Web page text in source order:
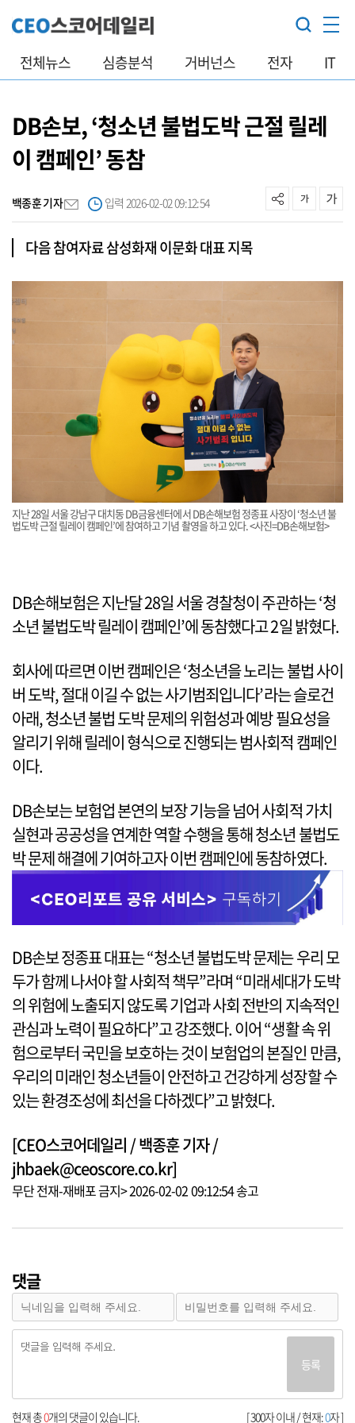
전체뉴스 심층분석 거버넌스 전자 IT
DB손보, ‘청소년 불법도박 근절 릴레
이 캠페인’ 동참
백종훈 기자 입력 2026-02-02 09:12:54
다음 참여자료 삼성화재 이문화 대표 지목
지난 28일 서울 강남구 대치동 DB금융센터에서 DB손해보험 정종표 사장이 ‘청소년 불
법도박 근절 릴레이 캠페인’에 참여하고 기념 촬영을 하고 있다. <사진=DB손해보험>
DB손해보험은 지난달 28일 서울 경찰청이 주관하는 ‘청
소년 불법도박 릴레이 캠페인’에 동참했다고 2일 밝혔다.
회사에 따르면 이번 캠페인은 ‘청소년을 노리는 불법 사이
버 도박, 절대 이길 수 없는 사기범죄입니다’라는 슬로건
아래, 청소년 불법 도박 문제의 위험성과 예방 필요성을
알리기 위해 릴레이 형식으로 진행되는 범사회적 캠페인
이다.
DB손보는 보험업 본연의 보장 기능을 넘어 사회적 가치
실현과 공공성을 연계한 역할 수행을 통해 청소년 불법도
박 문제 해결에 기여하고자 이번 캠페인에 동참하였다.
DB손보 정종표 대표는 “청소년 불법도박 문제는 우리 모
두가 함께 나서야 할 사회적 책무”라며 “미래세대가 도박
의 위험에 노출되지 않도록 기업과 사회 전반의 지속적인
관심과 노력이 필요하다”고 강조했다. 이어 “생활 속 위
험으로부터 국민을 보호하는 것이 보험업의 본질인 만큼,
우리의 미래인 청소년들이 안전하고 건강하게 성장할 수
있는 환경조성에 최선을 다하겠다”고 밝혔다.
[CEO스코어데일리 / 백종훈 기자 /
jhbaek@ceoscore.co.kr]
무단 전재-재배포 금지> 2026-02-02 09:12:54 송고
댓글
등록
[ 300자 이내 / 현재:0자 ]
현재 총0개의 댓글이 있습니다.